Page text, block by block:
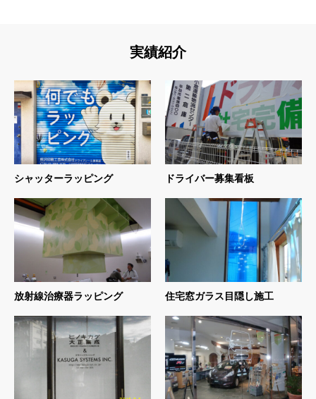
実績紹介
シャッターラッピング ドライバー募集看板
放射線治療器ラッピング 住宅窓ガラス目隠し施工